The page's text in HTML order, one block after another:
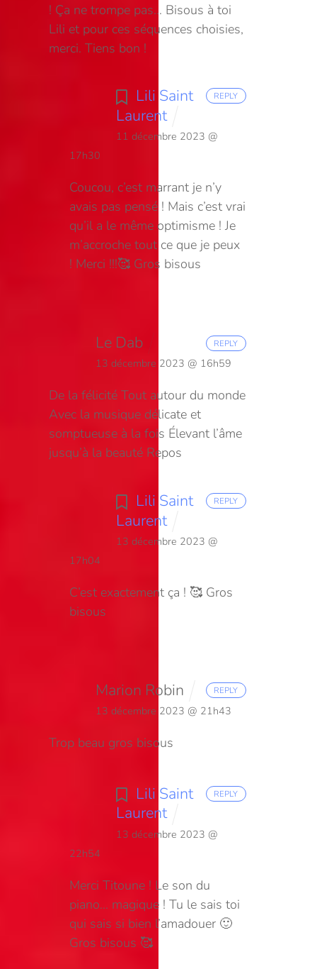
! Ça ne trompe pas… Bisous à toi
Lili et pour ces séquences choisies,
merci. Tiens bon !
Lili Saint
Laurent
11 décembre 2023 @
17h30
Coucou, c’est marrant je n’y
avais pas pensé ! Mais c’est vrai
qu’il a le même optimisme ! Je
m’accroche tout ce que je peux
! Merci !!!🥰 Gros bisous
REPLY
Le Dab
13 décembre 2023 @ 16h59
De la félicité Tout autour du monde
Avec la musique délicate et
somptueuse à la fois Élevant l’âme
jusqu’à la beauté Repos
REPLY
Lili Saint
Laurent
13 décembre 2023 @
17h04
C’est exactement ça ! 🥰 Gros
bisous
REPLY
Marion Robin
13 décembre 2023 @ 21h43
Trop beau gros bisous
REPLY
Lili Saint
Laurent
13 décembre 2023 @
22h54
Merci Titoune ! Le son du
piano… magique ! Tu le sais toi
qui sais si bien l’amadouer 🙂
Gros bisous 🥰
REPLY